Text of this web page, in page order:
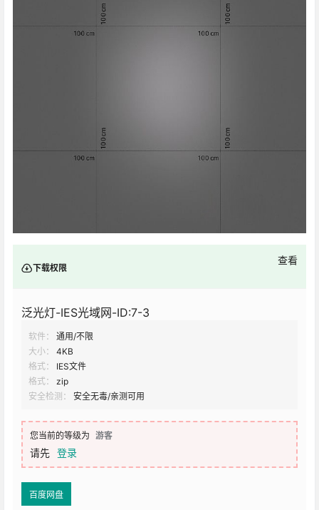
下载权限
查看
泛光灯-IES光域网-ID:7-3
软件：
通用/不限
大小：
4KB
格式：
IES文件
格式：
zip
安全检测：
安全无毒/亲测可用
您当前的等级为 游客
请先 登录
百度网盘